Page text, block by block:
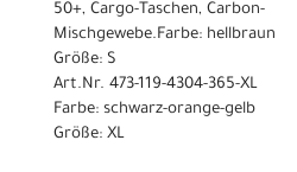
50+, Cargo-Taschen, Carbon-
Mischgewebe.Farbe: hellbraun
Größe: S
Art.Nr. 473-119-4304-365-XL
Farbe: schwarz-orange-gelb
Größe: XL